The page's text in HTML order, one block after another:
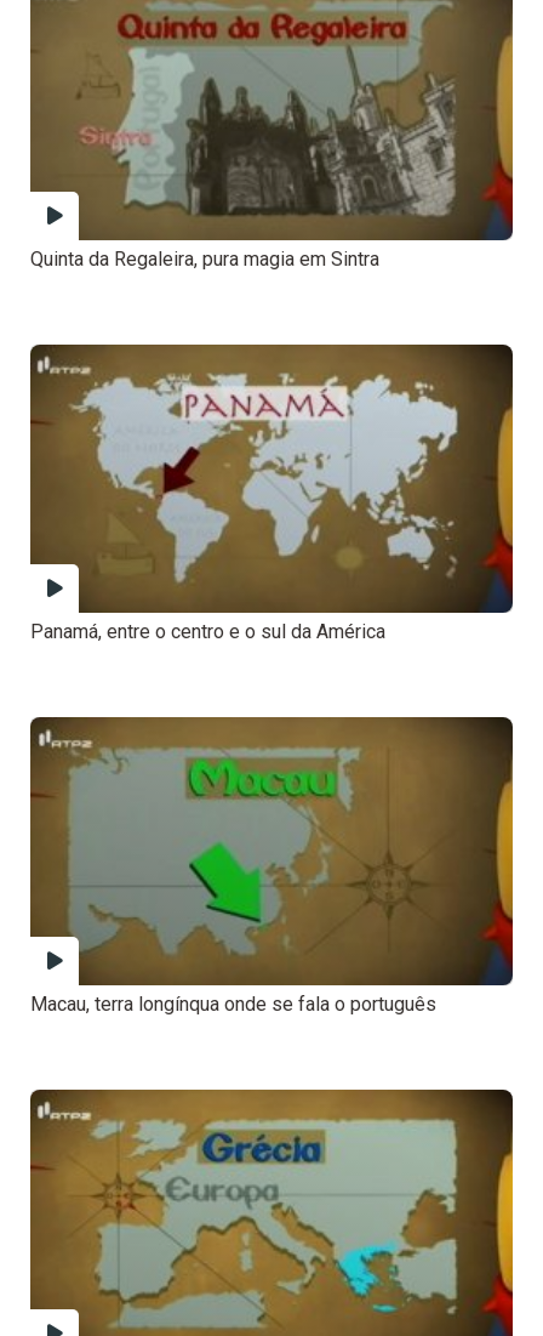
Quinta da Regaleira, pura magia em Sintra
Panamá, entre o centro e o sul da América
Macau, terra longínqua onde se fala o português